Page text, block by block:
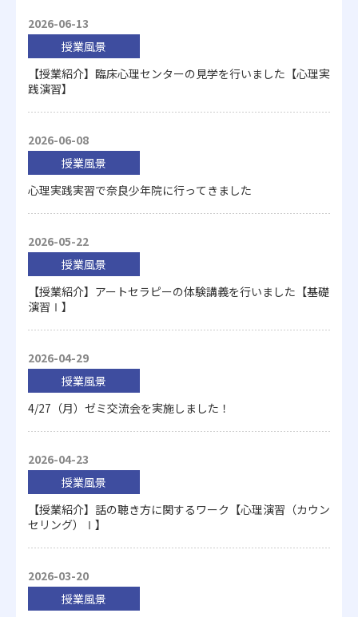
2026-06-13
授業風景
【授業紹介】臨床心理センターの見学を行いました【心理実
践演習】
2026-06-08
授業風景
心理実践実習で奈良少年院に行ってきました
2026-05-22
授業風景
【授業紹介】アートセラピーの体験講義を行いました【基礎
演習Ⅰ】
2026-04-29
授業風景
4/27（月）ゼミ交流会を実施しました！
2026-04-23
授業風景
【授業紹介】話の聴き方に関するワーク【心理演習（カウン
セリング）Ⅰ】
2026-03-20
授業風景